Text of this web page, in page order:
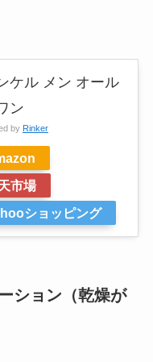
ケル メン オール
ン
by Rinker
市場
ショッピング
ション（乾燥が